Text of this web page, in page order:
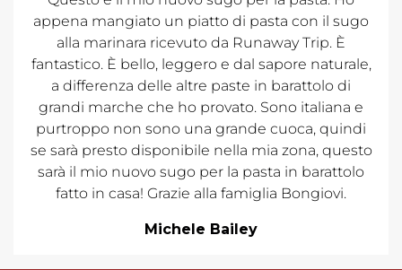
appena mangiato un piatto di pasta con il sugo
alla marinara ricevuto da Runaway Trip. È
fantastico. È bello, leggero e dal sapore naturale,
a differenza delle altre paste in barattolo di
grandi marche che ho provato. Sono italiana e
purtroppo non sono una grande cuoca, quindi
se sarà presto disponibile nella mia zona, questo
sarà il mio nuovo sugo per la pasta in barattolo
fatto in casa! Grazie alla famiglia Bongiovi.
Michele Bailey